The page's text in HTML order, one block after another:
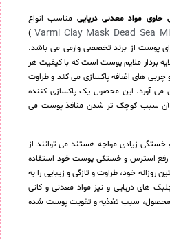
مواد معدنی دریایی مناسب انواع
Varmi Clay Mask Dead Sea
)
پوست از برند تخصصی وارمی می باشد.
بردار ملایم پوست است که با کیفیت هر
چربی های اضافه پاکسازی می کند و طراوت
می آورد. این محصول یک پاکسازی کننده
آن سبب کوچک تر شدن منافذ پوست می
خستگی زیادی مواجه هستند می توانند از
رفع استرس و خستگی پوست خود استفاده
روزانه خود، طراوت و تازگی و زیبایی را به
های دریایی و نیز مواد معدنی و کانی
محصول، سبب تغذیه و تقویت پوست شده